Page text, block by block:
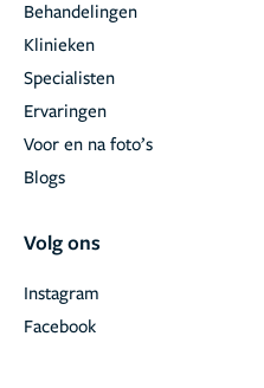
Behandelingen
Klinieken
Specialisten
Ervaringen
Voor en na foto’s
Blogs
Volg ons
Facebook
Instagram